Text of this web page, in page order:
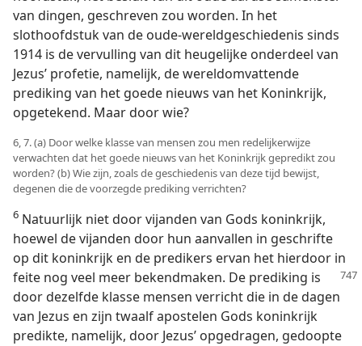
van dingen, geschreven zou worden. In het
slothoofdstuk van de oude-wereldgeschiedenis sinds
1914 is de vervulling van dit heugelijke onderdeel van
Jezus’ profetie, namelijk, de wereldomvattende
prediking van het goede nieuws van het Koninkrijk,
opgetekend. Maar door wie?
6, 7. (a) Door welke klasse van mensen zou men redelijkerwijze
verwachten dat het goede nieuws van het Koninkrijk gepredikt zou
worden? (b) Wie zijn, zoals de geschiedenis van deze tijd bewijst,
degenen die de voorzegde prediking verrichten?
6 Natuurlijk niet door vijanden van Gods koninkrijk,
hoewel de vijanden door hun aanvallen in geschrifte
op dit koninkrijk en de predikers ervan het hierdoor in
feite nog veel meer bekendmaken. De prediking is
door dezelfde klasse mensen verricht die in de dagen
van Jezus en zijn twaalf apostelen Gods koninkrijk
predikte, namelijk, door Jezus’ opgedragen, gedoopte